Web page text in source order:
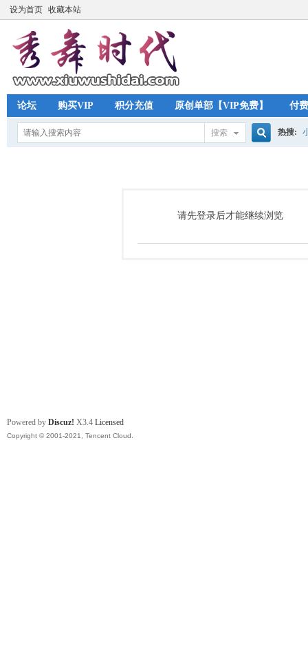
设为首页 收藏本站
论坛 购买VIP 积分充值 原创单部【VIP免费】 付
搜索
索
热搜:
请先登录后才能继续浏览
Powered by Discuz! X3.4 Licensed
Copyright © 2001-2021, Tencent Cloud.